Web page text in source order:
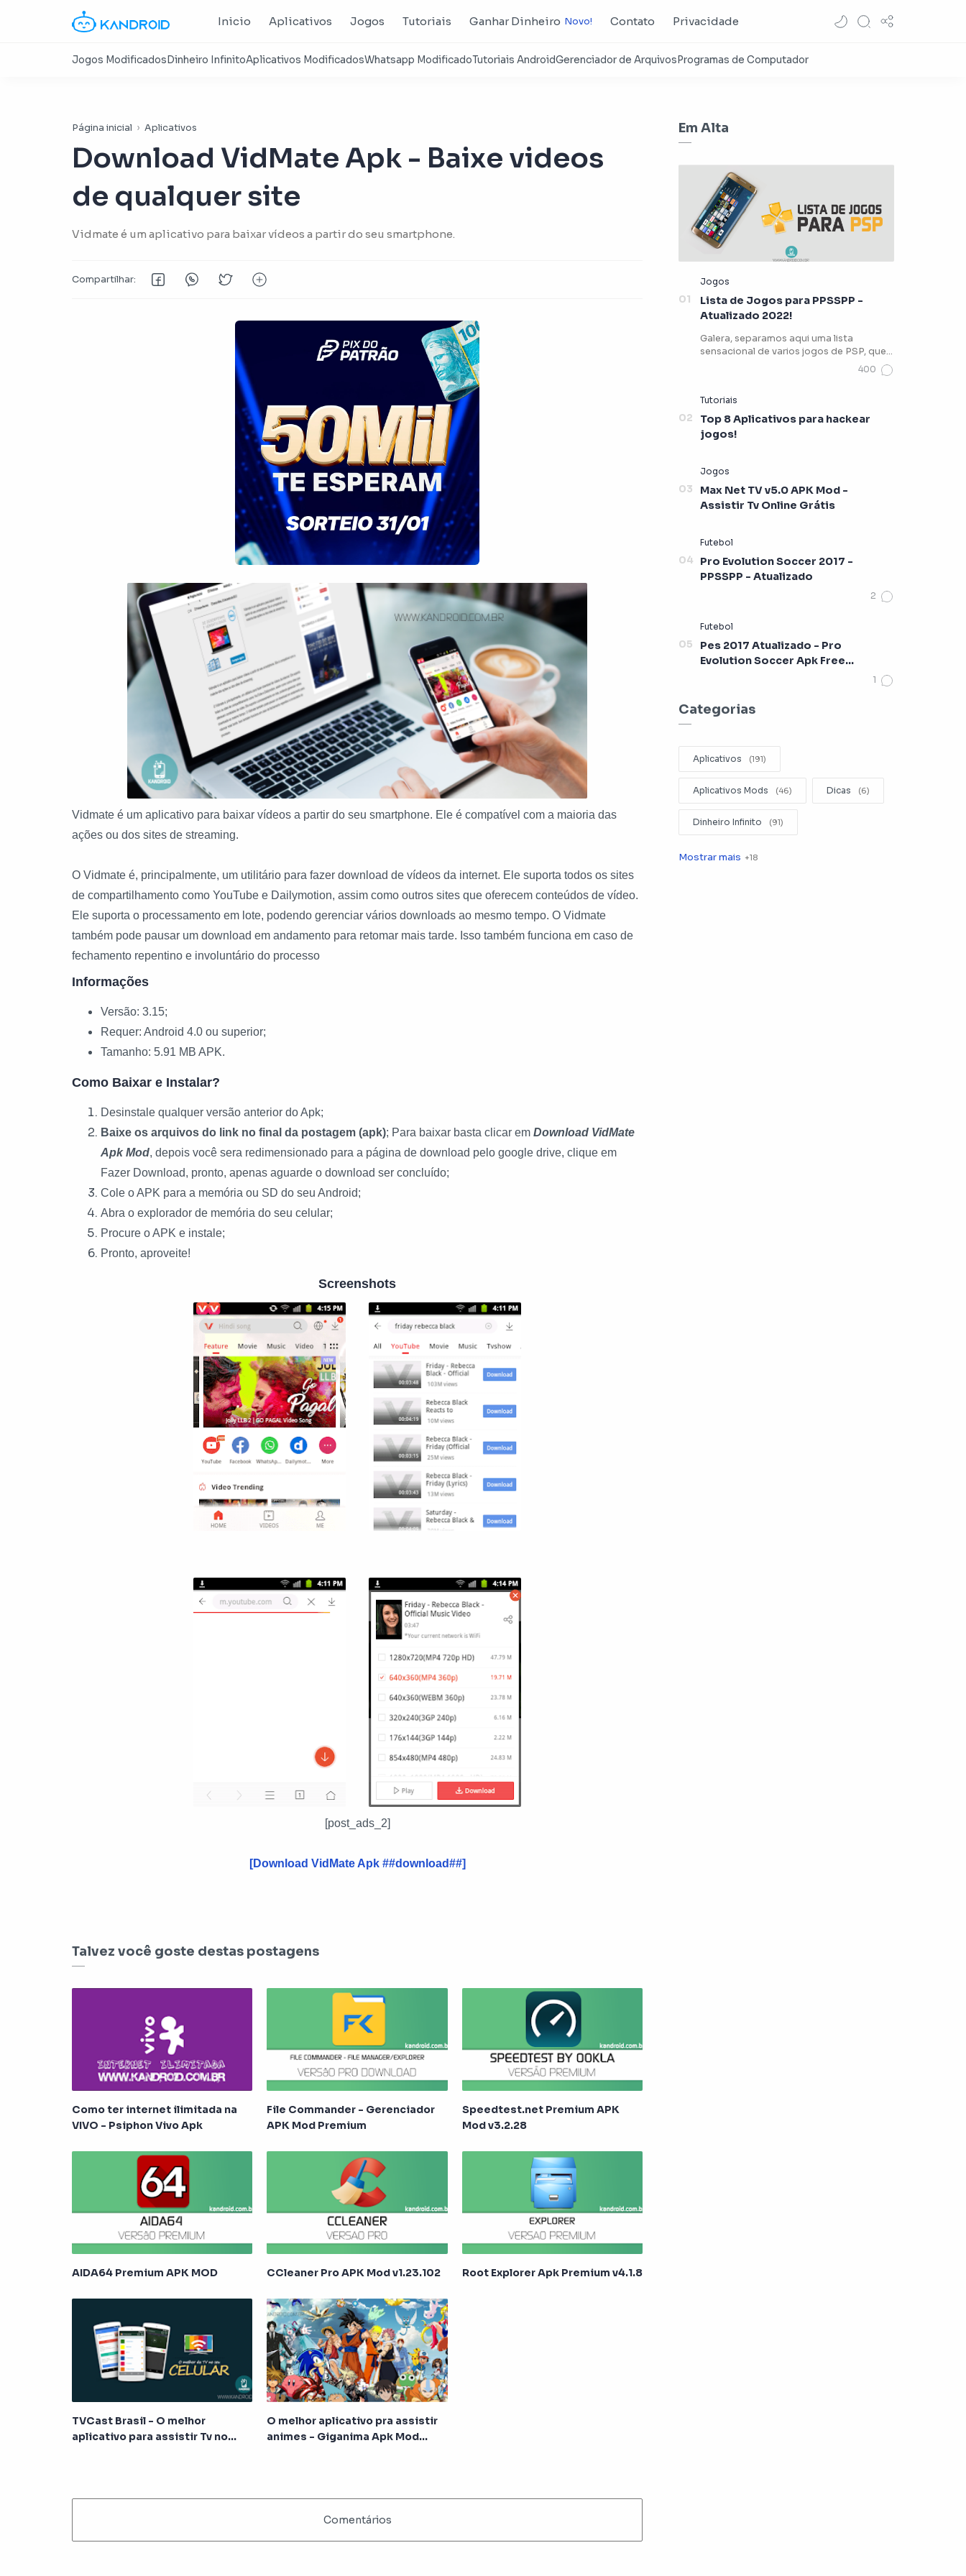
Inicio Aplicativos Jogos Tutoriais Ganhar Dinheiro Contato Privacidade
Página inicial Aplicativos
Download VidMate Apk - Baixe videos
de qualquer site
Vidmate é um aplicativo para baixar vídeos a partir do seu smartphone.
Vidmate é um aplicativo para baixar vídeos a partir do seu smartphone. Ele é compatível com a maioria das
ações ou dos sites de streaming.
O Vidmate é, principalmente, um utilitário para fazer download de vídeos da internet. Ele suporta todos os sites
de compartilhamento como YouTube e Dailymotion, assim como outros sites que oferecem conteúdos de vídeo.
Ele suporta o processamento em lote, podendo gerenciar vários downloads ao mesmo tempo. O Vidmate
também pode pausar um download em andamento para retomar mais tarde. Isso também funciona em caso de
fechamento repentino e involuntário do processo
Informações
Versão: 3.15;
Requer: Android 4.0 ou superior;
Tamanho: 5.91 MB APK.
Como Baixar e Instalar?
Desinstale qualquer versão anterior do Apk;
Baixe os arquivos do link no final da postagem (apk); Para baixar basta clicar em Download VidMate
Apk Mod, depois você sera redimensionado para a página de download pelo google drive, clique em
Fazer Download, pronto, apenas aguarde o download ser concluído;
Cole o APK para a memória ou SD do seu Android;
Abra o explorador de memória do seu celular;
Procure o APK e instale;
Pronto, aproveite!
Screenshots
[post_ads_2]
[Download VidMate Apk ##download##]
Talvez você goste destas postagens
Como ter internet ilimitada na
VIVO - Psiphon Vivo Apk
File Commander - Gerenciador
APK Mod Premium
Speedtest.net Premium APK
Mod v3.2.28
AIDA64 Premium APK MOD CCleaner Pro APK Mod v1.23.102 Root Explorer Apk Premium v4.1.8
TVCast Brasil - O melhor
aplicativo para assistir Tv no
O melhor aplicativo pra assistir
animes - Giganima Apk Mod
Em Alta
Lista de Jogos para PPSSPP -
Atualizado 2022!
Galera, separamos aqui uma lista
sensacional de varios jogos de PSP, que
Top 8 Aplicativos para hackear
jogos!
Max Net TV v5.0 APK Mod -
Assistir Tv Online Grátis
Pro Evolution Soccer 2017 -
PPSSPP - Atualizado
Pes 2017 Atualizado - Pro
Evolution Soccer Apk Free
Categorias
Aplicativos
Aplicativos Mods Dicas
Dinheiro Infinito
Editar Videos